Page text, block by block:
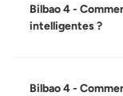
Bilbao 4 -
intelligentes ?
Bilbao 4 -